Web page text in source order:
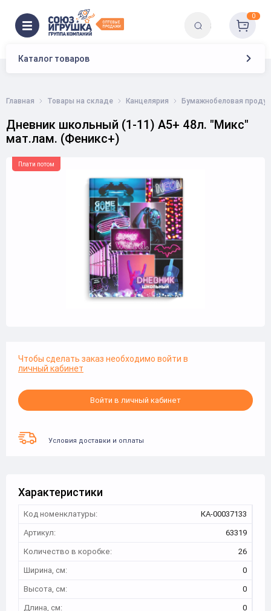
Каталог товаров
0
Главная Товары на складе Канцелярия Бумажнобеловая
Дневник школьный (1-11) А5+ 48л. "Микс"
мат.лам. (Феникс+)
Плати потом
Чтобы сделать заказ необходимо войти в
личный кабинет
Войти в личный кабинет
Условия доставки и оплаты
Характеристики
Код номенклатуры:
КА-00037133
Артикул:
63319
Количество в коробке:
26
Ширина, см:
0
Высота, см:
0
Длина, см:
0